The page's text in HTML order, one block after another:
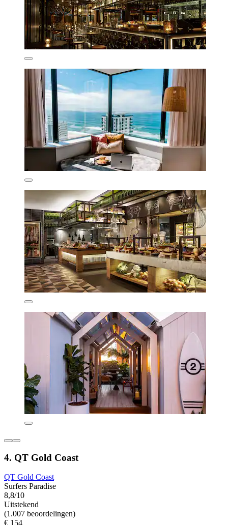
4. QT Gold Coast
QT Gold Coast
Surfers Paradise
8,8/10
Uitstekend
(1.007 beoordelingen)
€ 154